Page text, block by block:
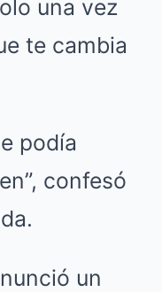
una vez
te cambia
podía
confesó
un